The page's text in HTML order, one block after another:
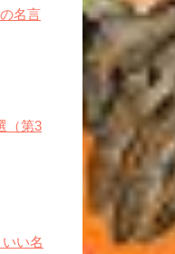
名言
（第3
い名